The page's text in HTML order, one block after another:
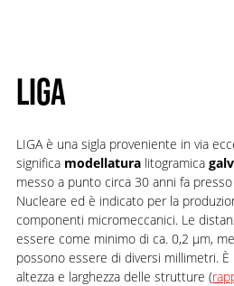
LIGA
LIGA è una sigla proveniente in via
significa modellaturalitogramica
messo a punto circa 30 anni fa
Nucleare ed è indicato per la
componenti micromeccanici. Le
essere come minimo di ca. 0,2 µm,
possono essere di diversi millimetri.
altezza e larghezza delle strutture (